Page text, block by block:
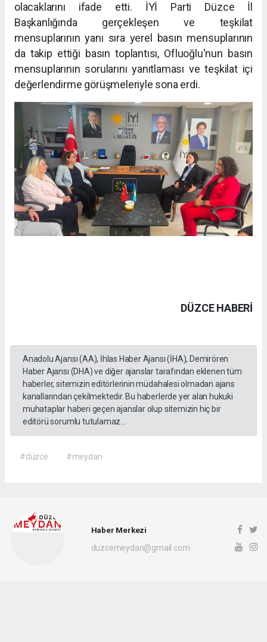
olacaklarını ifade etti. İYİ Parti Düzce İl
Başkanlığında gerçekleşen ve teşkilat
mensuplarının yanı sıra yerel basın mensuplarının
da takip ettiği basın toplantısı, Ofluoğlu'nun basın
mensuplarının sorularını yanıtlaması ve teşkilat içi
değerlendirme görüşmeleriyle sona erdi.
DÜZCE HABERİ
Anadolu Ajansı (AA), İhlas Haber Ajansı (İHA), Demirören
Haber Ajansı (DHA) ve diğer ajanslar tarafından eklenen tüm
haberler, sitemizin editörlerinin müdahalesi olmadan ajans
kanallarından çekilmektedir. Bu haberlerde yer alan hukuki
muhataplar haberi geçen ajanslar olup sitemizin hiç bir
editörü sorumlu tutulamaz...
#düzce #meydan
Haber Merkezi
duzcemeydan@gmail.com